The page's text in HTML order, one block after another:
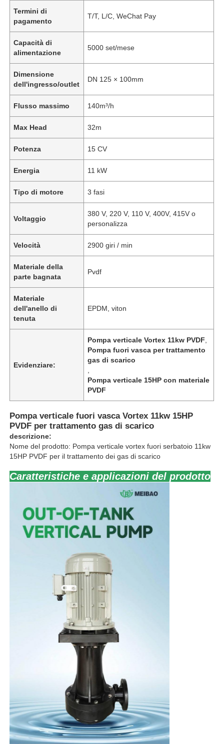
Controllo di qualità
Termini di
pagamento
T/T, L/C, WeChat Pay
Capacità di
alimentazione
5000 set/mese
Dimensione
dell'ingresso/outlet
DN 125 × 100mm
Flusso massimo 140m³/h
Max Head 32m
Potenza 15 CV
Energia 11 kW
Tipo di motore 3 fasi
Voltaggio
380 V, 220 V, 110 V, 400V, 415V o
personalizza
Velocità 2900 giri / min
Materiale della
parte bagnata
Pvdf
Materiale
dell'anello di
tenuta
EPDM, viton
Evidenziare:
Pompa verticale Vortex 11kw PVDF
Pompa fuori vasca per trattamento
gas di scarico
Pompa verticale 15HP con materiale
PVDF
Pompa verticale fuori vasca Vortex 11kw 15HP
PVDF per trattamento gas di scarico
descrizione:
Nome del prodotto: Pompa verticale vortex fuori serbatoio 11kw
15HP PVDF per il trattamento dei gas di scarico
Caratteristiche e applicazioni del prodotto